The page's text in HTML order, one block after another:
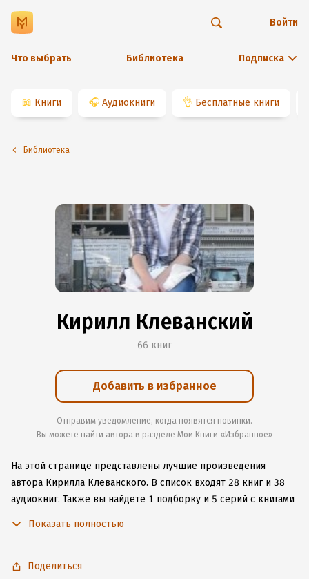
Что выбрать Библиотека Подписка
Войти
📖 Книги 🎧 Аудиокниги 👌 Бесплатные книги
Библиотека
Кирилл Клеванский
66 книг
Добавить в избранное
Отправим уведомление, когда появятся новинки.
Вы можете найти автора в разделе Мои Книги «Избранное»
На этой странице представлены лучшие произведения
автора Кирилла Клеванского. В список входят 28 книг и 38
аудиокниг. Также вы найдете 1 подборку и 5 серий с книгами
приложение для iOS или Android, чтобы не расставаться
Показать полностью
Поделиться